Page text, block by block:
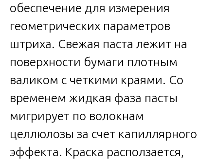
обеспечение для измерения
геометрических параметров
штриха. Свежая паста лежит на
поверхности бумаги плотным
валиком с четкими краями. Со
временем жидкая фаза пасты
мигрирует по волокнам
целлюлозы за счет капиллярного
эффекта. Краска расползается,